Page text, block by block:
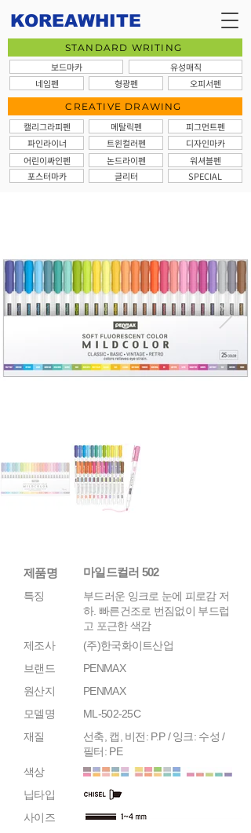
KOREAWHITE
STANDARD WRITING
보드마카
유성매직
네임펜
형광펜 오피서펜
CREATIVE DRAWING
캘리그라피펜
파인라이너
어린이싸인펜
포스터마카
메탈릭펜
트윈컬러펜
논드라이펜
글리터
피그먼트펜
디자인마카
워셔블펜
SPECIAL
제품명 마일드컬러 502
특징
부드러운 잉크로 눈에 피로감 저
하. 빠른건조로 번짐없이 부드럽
고 포근한 색감
제조사
(주)한국화이트산업
브랜드
PENMAX
원산지
PENMAX
모델명
ML-502-25C
재질
선축, 캡, 비전: P.P / 잉크: 수성 /
필터: PE
색상
닙타입
사이즈